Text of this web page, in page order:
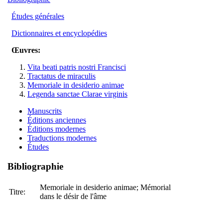
Études générales
Dictionnaires et encyclopédies
Œuvres:
Vita beati patris nostri Francisci
Tractatus de miraculis
Memoriale in desiderio animae
Legenda sanctae Clarae virginis
Manuscrits
Éditions anciennes
Éditions modernes
Traductions modernes
Études
Bibliographie
Titre:
Memoriale in desiderio animae; Mémorial
dans le désir de l'âme